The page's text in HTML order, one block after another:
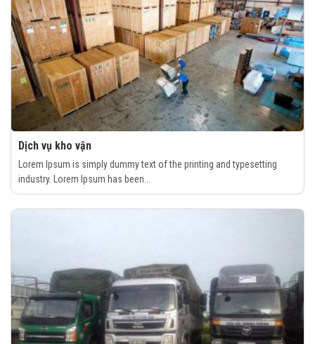
Dịch vụ kho vận
Lorem Ipsum is simply dummy text of the printing and typesetting
industry. Lorem Ipsum has been...